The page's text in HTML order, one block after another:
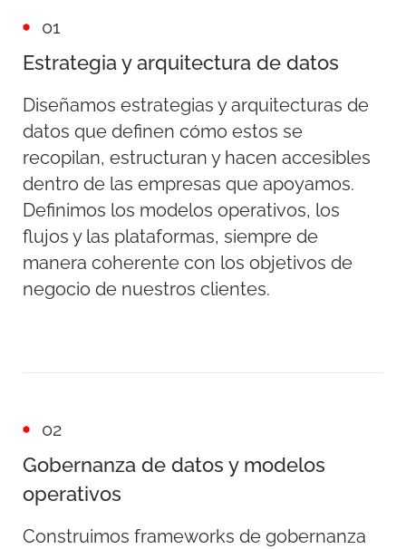
01
Estrategia y arquitectura de datos
Diseñamos estrategias y arquitecturas de
datos que definen cómo estos se
recopilan, estructuran y hacen accesibles
dentro de las empresas que apoyamos.
Definimos los modelos operativos, los
flujos y las plataformas, siempre de
manera coherente con los objetivos de
negocio de nuestros clientes.
02
Gobernanza de datos y modelos
operativos
Construimos frameworks de gobernanza